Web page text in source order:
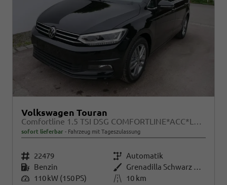
Volkswagen Touran
Comfortline 1.5 TSI DSG COMFORTLINE*ACC*LED*PDC*KAMERA*NAVI*SHZ* 7-SITZER 17-ZOLL
sofort lieferbar Fahrzeug mit Tageszulassung
Fahrzeugnr. 22479 Getriebe Automatik
Kraftstoff Benzin Außenfarbe
Grenadilla Schwarz Metallic
Leistung 110 kW (150 PS) Kilometerstand
10 km